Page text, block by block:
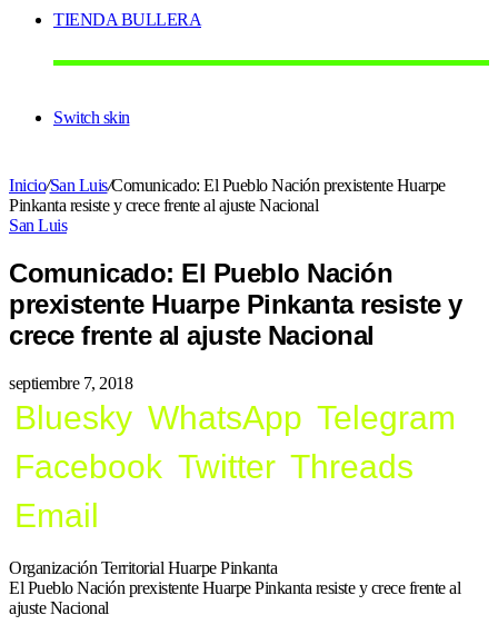
TIENDA BULLERA
Switch skin
Inicio/San Luis/Comunicado: El Pueblo Nación prexistente Huarpe
Pinkanta resiste y crece frente al ajuste Nacional
San Luis
Comunicado: El Pueblo Nación
prexistente Huarpe Pinkanta resiste y
crece frente al ajuste Nacional
septiembre 7, 2018
Bluesky WhatsApp Telegram
Facebook Twitter Threads
Email
Organización Territorial Huarpe Pinkanta
El Pueblo Nación prexistente Huarpe Pinkanta resiste y crece frente al
ajuste Nacional